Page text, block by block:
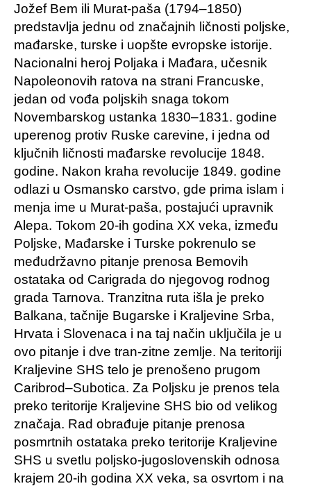
Jožef Bem ili Murat-paša (1794–1850)
predstavlja jednu od značajnih ličnosti poljske,
mađarske, turske i uopšte evropske istorije.
Nacionalni heroj Poljaka i Mađara, učesnik
Napoleonovih ratova na strani Francuske,
jedan od vođa poljskih snaga tokom
Novembarskog ustanka 1830–1831. godine
uperenog protiv Ruske carevine, i jedna od
ključnih ličnosti mađarske revolucije 1848.
godine. Nakon kraha revolucije 1849. godine
odlazi u Osmansko carstvo, gde prima islam i
menja ime u Murat-paša, postajući upravnik
Alepa. Tokom 20-ih godina XX veka, između
Poljske, Mađarske i Turske pokrenulo se
međudržavno pitanje prenosa Bemovih
ostataka od Carigrada do njegovog rodnog
grada Tarnova. Tranzitna ruta išla je preko
Balkana, tačnije Bugarske i Kraljevine Srba,
Hrvata i Slovenaca i na taj način uključila je u
ovo pitanje i dve tran-zitne zemlje. Na teritoriji
Kraljevine SHS telo je prenošeno prugom
Caribrod–Subotica. Za Poljsku je prenos tela
preko teritorije Kraljevine SHS bio od velikog
značaja. Rad obrađuje pitanje prenosa
posmrtnih ostataka preko teritorije Kraljevine
SHS u svetlu poljsko-jugoslovenskih odnosa
krajem 20-ih godina XX veka, sa osvrtom i na